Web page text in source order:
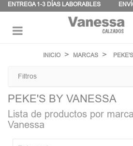
ENTREGA 1-3 DÍAS LABORABLES
palancaINICIO MARCAS
Filtros
PEKE'S BY VANESSA
Lista de productos por
Vanessa
Panel de gestión de cookies